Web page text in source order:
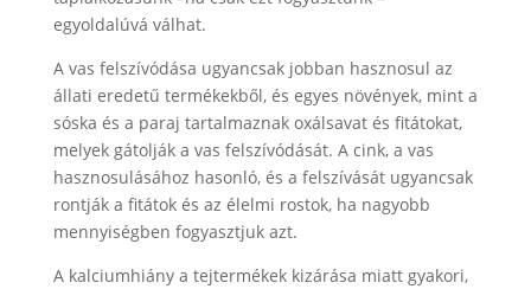
egyoldalúvá válhat.
A vas felszívódása ugyancsak jobban hasznosul az
állati eredetű termékekből, és egyes növények, mint a
sóska és a paraj tartalmaznak oxálsavat és fitátokat,
melyek gátolják a vas felszívódását. A cink, a vas
hasznosulásához hasonló, és a felszívását ugyancsak
rontják a fitátok és az élelmi rostok, ha nagyobb
mennyiségben fogyasztjuk azt.
A kalciumhiány a tejtermékek kizárása miatt gyakori,